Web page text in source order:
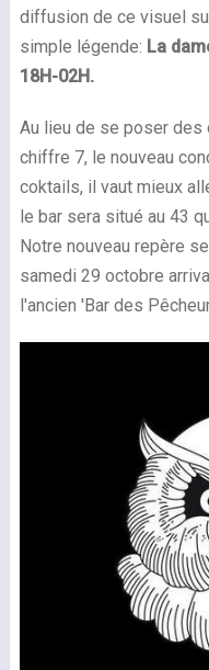
diffusion de ce visuel
simple légende: La
18H-02H.
Au lieu de se poser
chiffre 7, le nouveau
coktails, il vaut mieux
le bar sera situé au 43
Notre nouveau repère
samedi 29 octobre
l'ancien 'Bar des